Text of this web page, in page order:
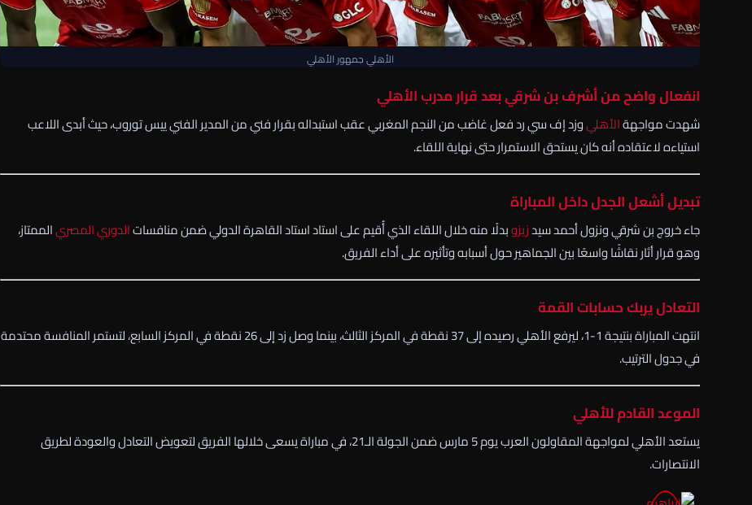
الأهلي جمهور الأهلي
انفعال واضح منأشرف بن شرقيبعد قرار مدربالأهلي
شهدت مواجهةالأهليوزد إف سيرد فعل غاضب من النجم المغربي عقب استبداله بقرار فني من المدير الفنيييس توروب، حيث أبدى اللاعب
استياءه لاعتقاده أنه كان يستحق الاستمرار حتى نهاية اللقاء.
تبديل أشعل الجدل داخل المباراة
جاء خروج بن شرقي ونزولأحمد سيدزيزوبدلًا منه خلال اللقاء الذي أُقيم على استاداستاد القاهرة الدوليضمن منافساتالدوري المصريالممتاز،
وهو قرار أثار نقاشًا واسعًا بين الجماهير حول أسبابه وتأثيره على أداء الفريق.
التعادل يربك حسابات القمة
انتهت المباراة بنتيجة 1-1، ليرفع الأهلي رصيده إلى 37 نقطة في المركز الثالث، بينما وصل زد إلى 26 نقطة في المركز السابع، لتستمر المنافسة محتدمة
في جدول الترتيب.
الموعد القادم للأهلي
يستعد الأهلي لمواجهةالمقاولون العرب
يوم 5 مارس ضمن الجولة الـ21، في مباراة يسعى خلالها الفريق لتعويض التعادل والعودة لطريق
الانتصارات.